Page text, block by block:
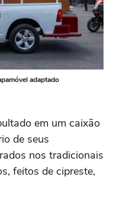
adaptado
em um caixão
de seus
nos tradicionais
feitos de cipreste,